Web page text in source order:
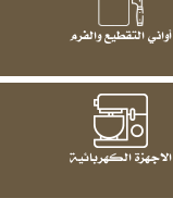
أواني التقطيع والفرم
الاجهزة الكهربائية